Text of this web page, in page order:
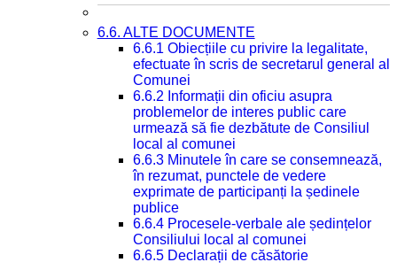
6.6. ALTE DOCUMENTE
6.6.1 Obiecțiile cu privire la legalitate,
efectuate în scris de secretarul general al
Comunei
6.6.2 Informații din oficiu asupra
problemelor de interes public care
urmează să fie dezbătute de Consiliul
local al comunei
6.6.3 Minutele în care se consemnează,
în rezumat, punctele de vedere
exprimate de participanți la ședinele
publice
6.6.4 Procesele-verbale ale ședințelor
Consiliului local al comunei
6.6.5 Declarații de căsătorie